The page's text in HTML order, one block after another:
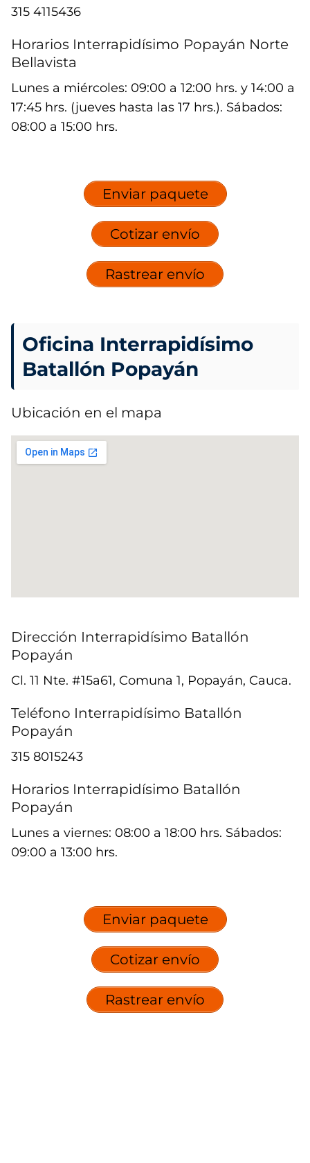
315 4115436
Horarios Interrapidísimo Popayán Norte
Bellavista
Lunes a miércoles: 09:00 a 12:00 hrs. y 14:00 a
17:45 hrs. (jueves hasta las 17 hrs.). Sábados:
08:00 a 15:00 hrs.
Enviar paquete
Cotizar envío
Rastrear envío
Oficina Interrapidísimo
Batallón Popayán
Ubicación en el mapa
Dirección Interrapidísimo Batallón
Popayán
Cl. 11 Nte. #15a61, Comuna 1, Popayán, Cauca.
Teléfono Interrapidísimo Batallón
Popayán
315 8015243
Horarios Interrapidísimo Batallón
Popayán
Lunes a viernes: 08:00 a 18:00 hrs. Sábados:
09:00 a 13:00 hrs.
Enviar paquete
Cotizar envío
Rastrear envío